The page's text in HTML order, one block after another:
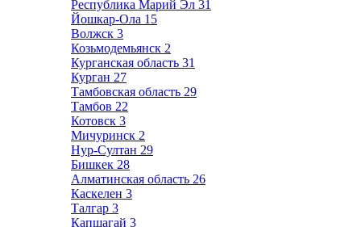
Республика Марий Эл 31
Йошкар-Ола 15
Волжск 3
Козьмодемьянск 2
Курганская область 31
Курган 27
Тамбовская область 29
Тамбов 22
Котовск 3
Мичуринск 2
Нур-Султан 29
Бишкек 28
Алматинская область 26
Каскелен 3
Талгар 3
Капшагай 3